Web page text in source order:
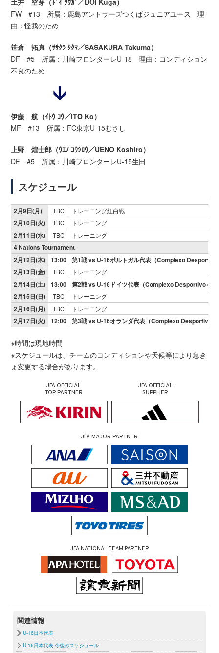
土井 空芽（ﾄﾞｲ ｸｳｶﾞ／DOI Kuga）
FW #13 所属：鹿島アントラーズつくばジュニアユース 理
由：怪我のため
笹倉 拓真（ｻｻｸﾗ ﾀｸﾏ／SASAKURA Takuma）
DF #5 所属：川崎フロンターレU-18 理由：コンディション
不良のため
伊藤 航（ｲﾄｳ ｺｳ／ITO Ko）
MF #13 所属：FC東京U-15むさし
上野 煌士郎（ｳｴﾉ ｺｳｼﾛｳ／UENO Koshiro）
DF #5 所属：川崎フロンターレU-15生田
スケジュール
2月9日(月) TBC トレーニング紅白戦
2月10日(火) TBC トレーニング
2月11日(水) TBC トレーニング
4 Nations Tournament
2月12日(木)
13:00
第1戦 vs U-16ポルトガル代表（Complexo
2月13日(金)
TBC トレーニング
2月14日(土) 13:00
第2戦 vs U-16ドイツ代表（Complexo Desportivo de
2月15日(日)
TBC トレーニング
2月16日(月) TBC トレーニング
2月17日(火) 12:00 第3戦 vs U-16オランダ代表（Complexo Desportivo
※時間は現地時間
※スケジュールは、チームのコンディションや天候等により急き
ょ変更する場合があります。
JFA OFFICIAL
TOP PARTNER
JFA OFFICIAL
SUPPLIER
JFA MAJOR PARTNER
JFA NATIONAL TEAM PARTNER
関連情報
U-16日本代表
U-16日本代表 今後のスケジュール